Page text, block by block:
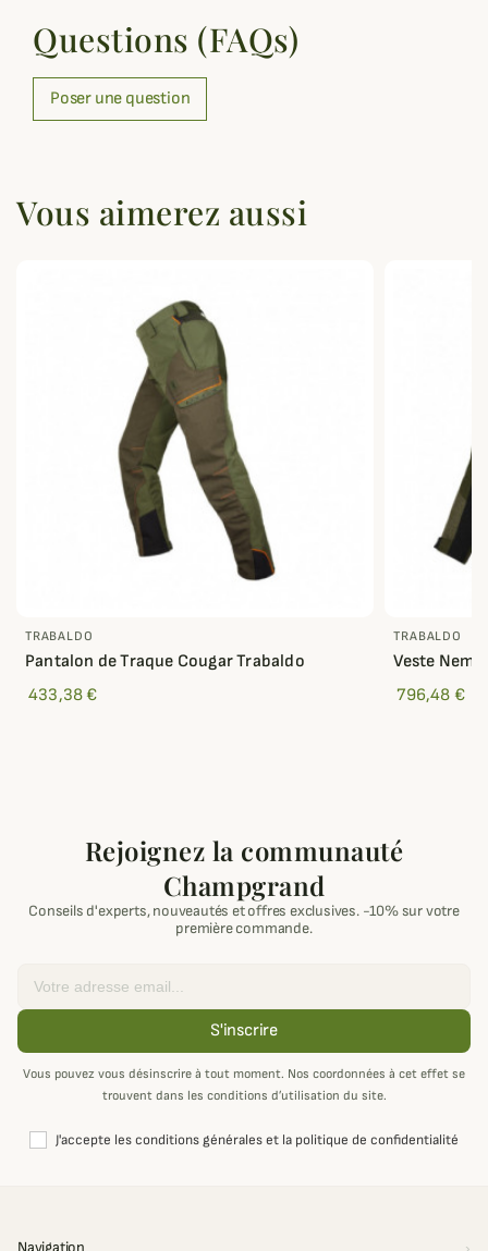
Questions (FAQs)
Poser une question
Vous aimerez aussi
TRABALDO
Pantalon de Traque Cougar Trabaldo
433,38 €
TRABALDO
Veste
796,48 €
Rejoignez la communauté
Champgrand
Conseils d'experts, nouveautés et offres exclusives. -10% sur votre
première commande.
S'inscrire
Vous pouvez vous désinscrire à tout moment. Nos coordonnées à cet effet se
trouvent dans les conditions d’utilisation du site.
J'accepte les conditions générales et la politique de confidentialité